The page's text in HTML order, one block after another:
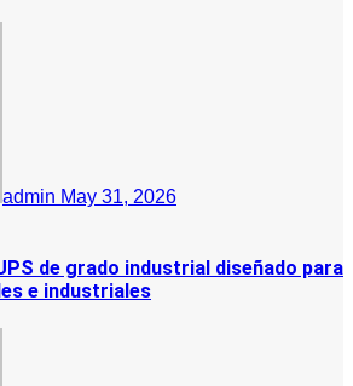
admin May 31, 2026
de grado industrial diseñado para
e industriales